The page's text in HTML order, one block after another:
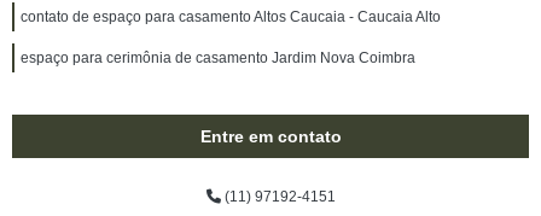
contato de espaço para casamento Altos Caucaia - Caucaia Alto
espaço para cerimônia de casamento Jardim Nova Coimbra
Entre em contato
(11) 97192-4151